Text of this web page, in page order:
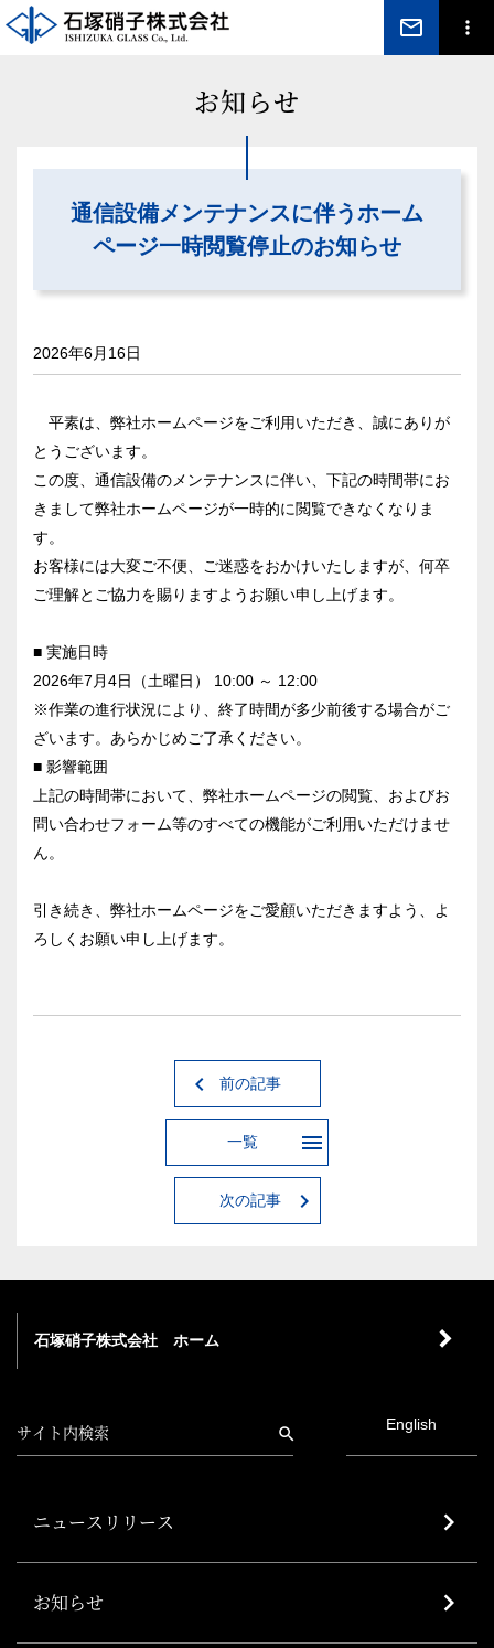
mail_outline
お知らせ
通信設備メンテナンスに伴うホーム
ページ一時閲覧停止のお知らせ
2026年6月16日
平素は、弊社ホームページをご利用いただき、誠にありが
とうございます。
この度、通信設備のメンテナンスに伴い、下記の時間帯にお
きまして弊社ホームページが一時的に閲覧できなくなりま
す。
お客様には大変ご不便、ご迷惑をおかけいたしますが、何卒
ご理解とご協力を賜りますようお願い申し上げます。
■ 実施日時
2026年7月4日（土曜日） 10:00 ～ 12:00
※作業の進行状況により、終了時間が多少前後する場合がご
ざいます。あらかじめご了承ください。
■ 影響範囲
上記の時間帯において、弊社ホームページの閲覧、およびお
問い合わせフォーム等のすべての機能がご利用いただけませ
ん。
引き続き、弊社ホームページをご愛顧いただきますよう、よ
ろしくお願い申し上げます。
前の記事
一覧
次の記事
石塚硝子株式会社 ホーム
English
ニュースリリース
お知らせ